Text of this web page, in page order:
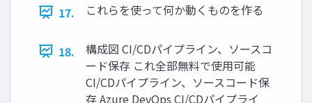
17.
これらを使って何か動くものを作る
18.
構成図 CI/CDパイプライン、ソースコ
ード保存 これ全部無料で使用可能
CI/CDパイプライン、ソースコード保
存 Azure DevOps CI/CDパイプライ